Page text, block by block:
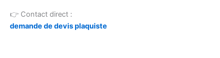
👉 Contact direct :
demande de devis plaquiste